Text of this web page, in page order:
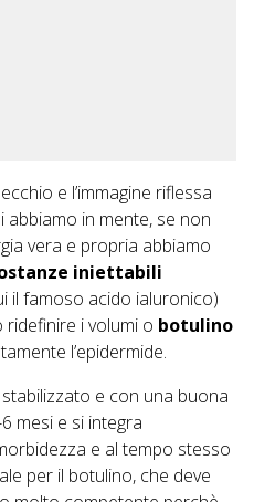
e l’immagine riflessa
in mente, se non
vera e propria abbiamo
iniettabili
il famoso acido ialuronico)
ridefinire i volumi o botulino
l’epidermide.
e con una buona
mesi e si integra
e al tempo stesso
per il botulino, che deve